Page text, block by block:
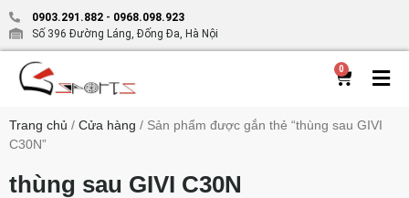
0903.291.882 - 0968.098.923
Số 396 Đường Láng, Đống Đa, Hà Nội
0
Trang chủ / Cửa hàng / Sản phẩm được gắn thẻ “thùng sau GIVI
C30N”
thùng sau GIVI C30N